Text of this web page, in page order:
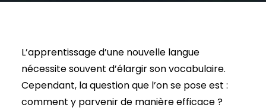
L’apprentissage d’une nouvelle langue
nécessite souvent d’élargir son vocabulaire.
Cependant, la question que l’on se pose est :
comment y parvenir de manière efficace ?